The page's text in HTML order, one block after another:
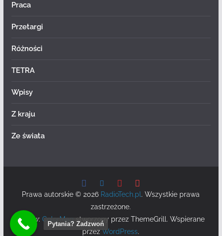
Praca
Przetargi
Różności
TETRA
Wpisy
Z kraju
Ze świata
Prawa autorskie © 2026 RadioTech.pl . Wszystkie prawa
zastrzeżone.
Motyw:ColorMagstworzony przez ThemeGrill. Wspierane
przezWordPress.
Pytania? Zadzwoń